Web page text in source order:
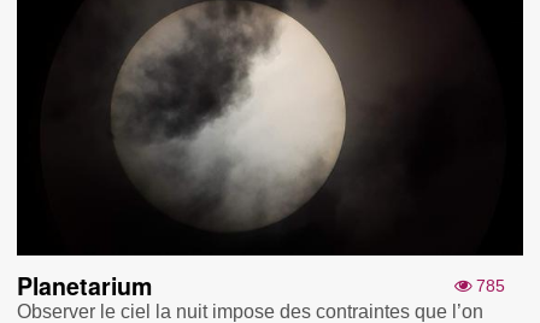
785
Planetarium
Observer le ciel la nuit impose des contraintes que l’on